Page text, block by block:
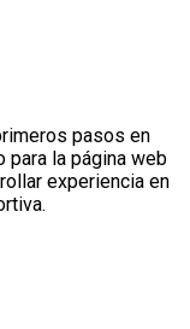
pasos en
para la página web
experiencia en